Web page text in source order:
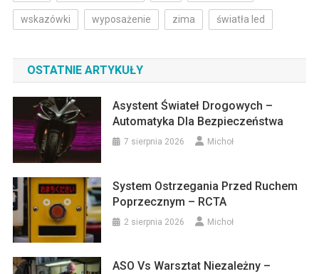
wskazówki wyposażenie zima światła led
OSTATNIE ARTYKUŁY
Asystent Świateł Drogowych –
Automatyka Dla Bezpieczeństwa
7 sierpnia 2026 Michoł
System Ostrzegania Przed Ruchem
Poprzecznym – RCTA
2 sierpnia 2026 Michoł
ASO Vs Warsztat Niezależny –